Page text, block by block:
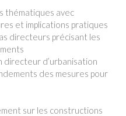
thématiques avec
et implications pratiques
directeurs précisant les
directeur d’urbanisation
des mesures pour
sur les constructions